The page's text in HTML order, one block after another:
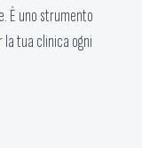
È uno strumento
tua clinica ogni